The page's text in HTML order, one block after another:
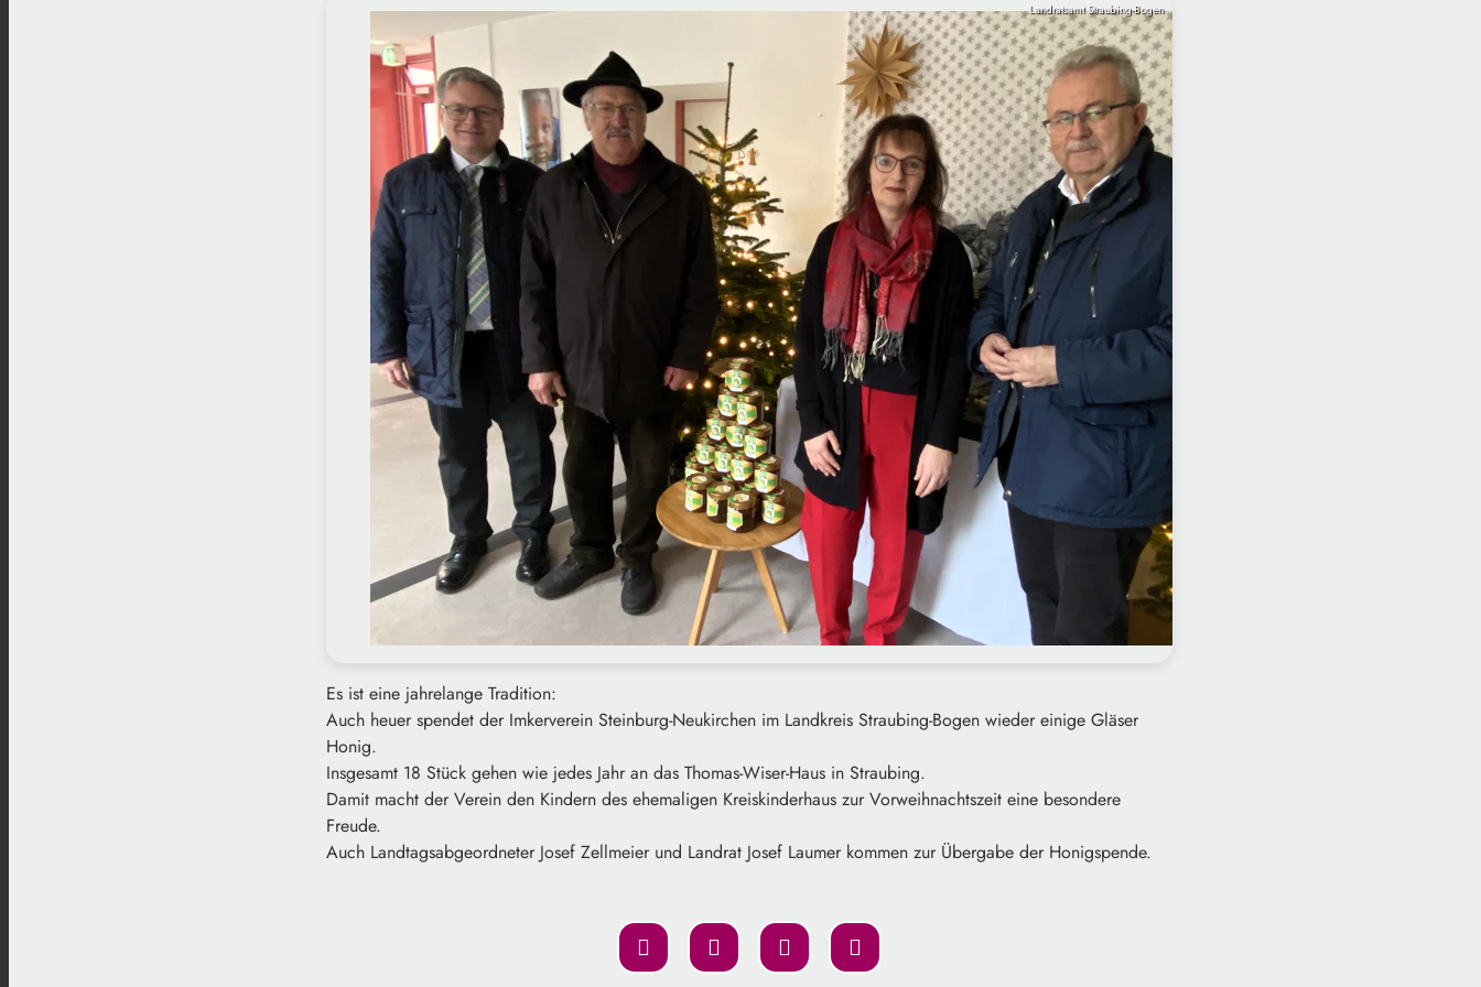
Landratsamt Straubing-Bogen
Es ist eine jahrelange Tradition:
Auch heuer spendet der Imkerverein Steinburg-Neukirchen im Landkreis Straubing-Bogen wieder einige Gläser
Honig.
Insgesamt 18 Stück gehen wie jedes Jahr an das Thomas-Wiser-Haus in Straubing.
Damit macht der Verein den Kindern des ehemaligen Kreiskinderhaus zur Vorweihnachtszeit eine besondere
Freude.
Auch Landtagsabgeordneter Josef Zellmeier und Landrat Josef Laumer kommen zur Übergabe der Honigspende.